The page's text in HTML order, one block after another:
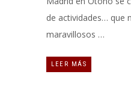
de actividades… que
maravillosos …
LEER MÁS